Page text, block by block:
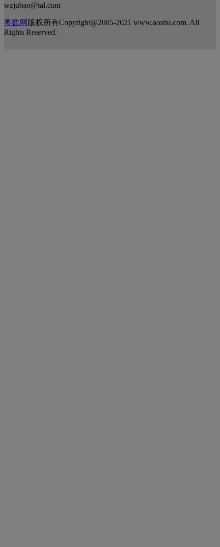
wzjubao@tal.com
奥数网 版权所有Copyright@2005-2021 www.aoshu.com. All
Rights Reserved.